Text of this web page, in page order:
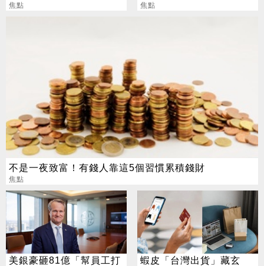
職保平安
焦點
賺到翻
焦點
不是一夜致富！有錢人靠這5個習慣累積錢財
焦點
美銀豪砸81億「幫員工打
蝦皮「台灣出貨」藏玄